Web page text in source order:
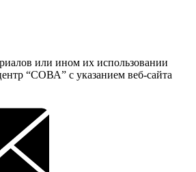
или ином их использовании
“СОВА” с указанием веб-сайта